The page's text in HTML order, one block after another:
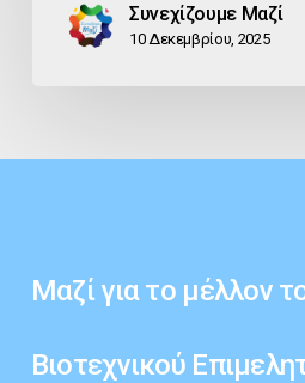
Συνεχίζουμε Μαζί
10 Δεκεμβρίου, 2025
Μαζί για το μέλλον
Βιοτεχνικού